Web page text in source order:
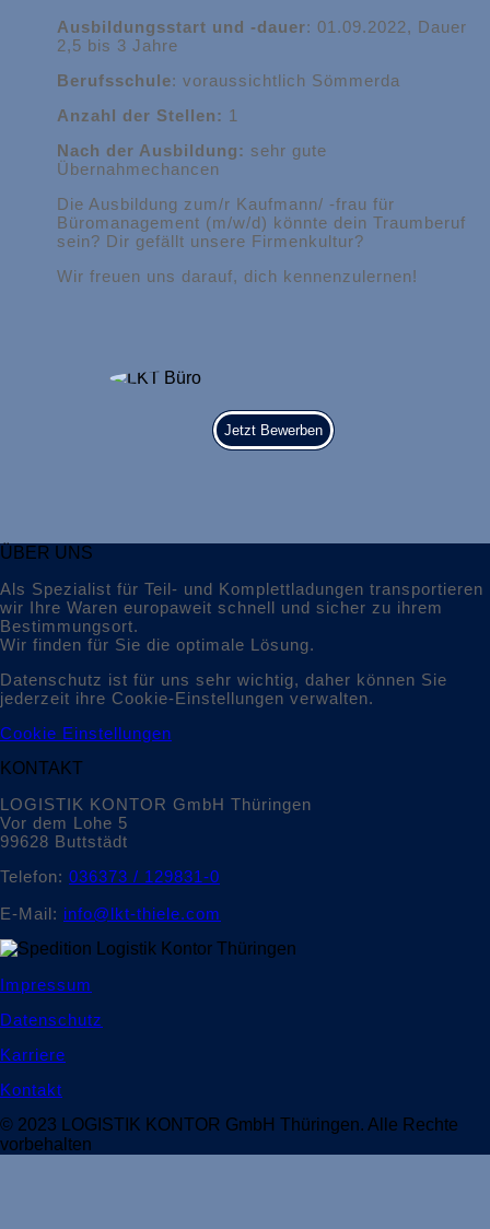
Ausbildungsstart und -dauer: 01.09.2022, Dauer
2,5 bis 3 Jahre
Berufsschule: voraussichtlich Sömmerda
Anzahl der Stellen: 1
Nach der Ausbildung: sehr gute
Übernahmechancen
Die Ausbildung zum/r Kaufmann/ -frau für
Büromanagement (m/w/d) könnte dein Traumberuf
sein? Dir gefällt unsere Firmenkultur?
Wir freuen uns darauf, dich kennenzulernen!
Jetzt Bewerben
ÜBER UNS
Als Spezialist für Teil- und Komplettladungen transportieren
wir Ihre Waren europaweit schnell und sicher zu ihrem
Bestimmungsort.
Wir finden für Sie die optimale Lösung.
Datenschutz ist für uns sehr wichtig, daher können Sie
jederzeit ihre Cookie-Einstellungen verwalten.
Cookie Einstellungen
KONTAKT
LOGISTIK KONTOR GmbH Thüringen
Vor dem Lohe 5
99628 Buttstädt
Telefon: 036373 / 129831-0
E-Mail: info@lkt-thiele.com
Impressum
Datenschutz
Karriere
Kontakt
© 2023 LOGISTIK KONTOR GmbH Thüringen. Alle Rechte
vorbehalten